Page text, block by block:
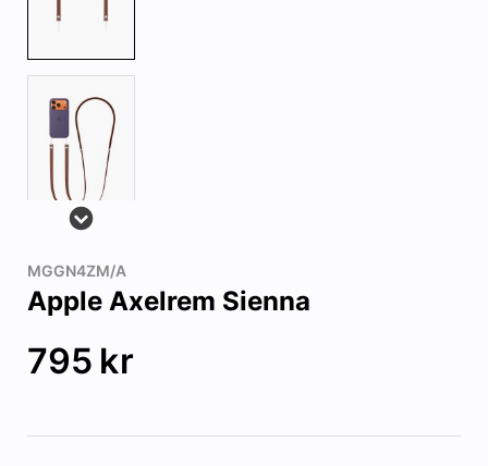
MGGN4ZM/A
Apple Axelrem Sienna
795 kr